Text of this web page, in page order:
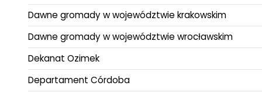
Dawne gromady w województwie krakowskim
Dawne gromady w województwie wrocławskim
Dekanat Ozimek
Departament Córdoba